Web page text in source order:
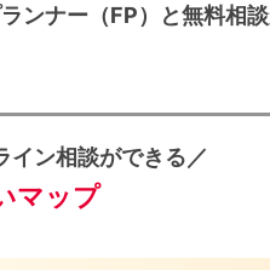
ンナー（FP）と無料相
イン相談ができる／
マップ